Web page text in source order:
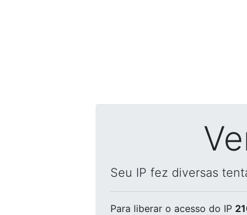
Seu IP fez diversas
Para liberar o acesso do IP